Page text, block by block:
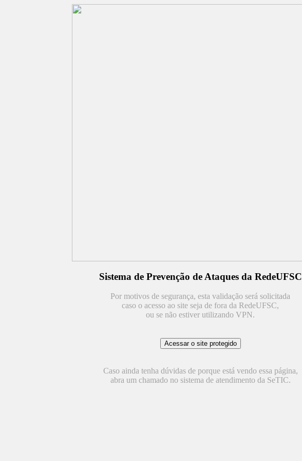
Sistema de Prevenção de Ataques da RedeUFSC
Por motivos de segurança, esta validação será solicitada
caso o acesso ao site seja de fora da RedeUFSC,
ou se não estiver utilizando VPN.
Caso ainda tenha dúvidas de porque está vendo essa página,
abra um chamado no sistema de atendimento da SeTIC.